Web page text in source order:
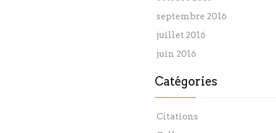
septembre 2016
juillet 2016
juin 2016
Catégories
Citations